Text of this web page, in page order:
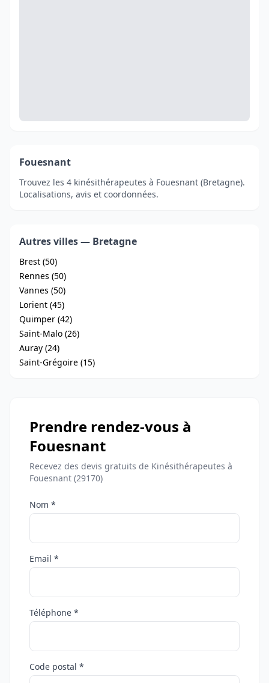
Fouesnant
Trouvez les 4 kinésithérapeutes à Fouesnant (Bretagne).
Localisations, avis et coordonnées.
Autres villes — Bretagne
Brest (50)
Rennes (50)
Vannes (50)
Lorient (45)
Quimper (42)
Saint-Malo (26)
Auray (24)
Saint-Grégoire (15)
Prendre rendez-vous à
Fouesnant
Recevez des devis gratuits de Kinésithérapeutes à
Fouesnant (29170)
Nom *
Email *
Téléphone *
Code postal *